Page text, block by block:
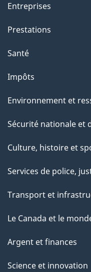
Entreprises
Prestations
Santé
Impôts
Environnement et
Sécurité nationale et
Culture, histoire et
Services de police,
Transport et
Le Canada et le
Argent et finances
Science et innovation